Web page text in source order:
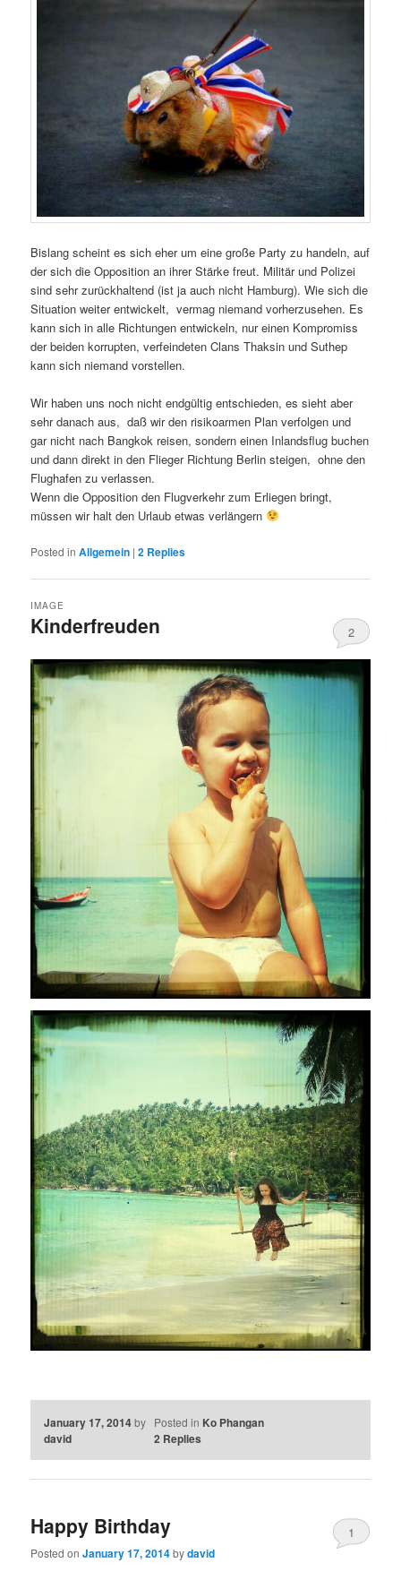
Bislang scheint es sich eher um eine große Party zu handeln, auf
der sich die Opposition an ihrer Stärke freut. Militär und Polizei
sind sehr zurückhaltend (ist ja auch nicht Hamburg). Wie sich die
Situation weiter entwickelt, vermag niemand vorherzusehen. Es
kann sich in alle Richtungen entwickeln, nur einen Kompromiss
der beiden korrupten, verfeindeten Clans Thaksin und Suthep
kann sich niemand vorstellen.
Wir haben uns noch nicht endgültig entschieden, es sieht aber
sehr danach aus, daß wir den risikoarmen Plan verfolgen und
gar nicht nach Bangkok reisen, sondern einen Inlandsflug buchen
und dann direkt in den Flieger Richtung Berlin steigen, ohne den
Flughafen zu verlassen.
Wenn die Opposition den Flugverkehr zum Erliegen bringt,
müssen wir halt den Urlaub etwas verlängern
Posted in Allgemein |2 Replies
Kinderfreuden
IMAGE
2
January 17, 2014by
david
Posted in Ko Phangan
2 Replies
Happy Birthday
Posted onJanuary 17, 2014bydavid
1